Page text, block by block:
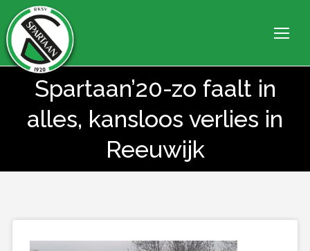
Spartaan’20-zo faalt in
alles, kansloos verlies in
Reeuwijk
Je bent hier: